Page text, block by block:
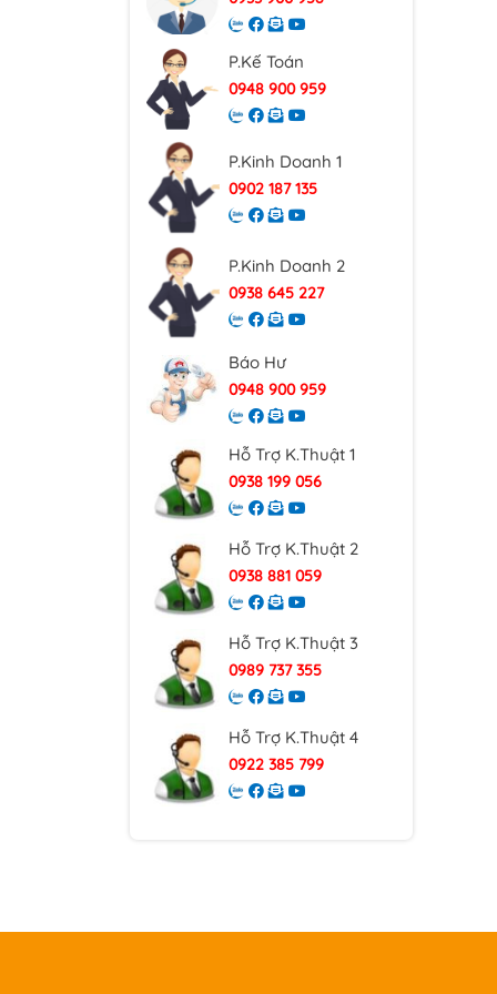
P.Kế Toán
0948 900 959
P.Kinh Doanh 1
0902 187 135
P.Kinh Doanh 2
0938 645 227
Báo Hư
0948 900 959
Hỗ Trợ K.Thuật 1
0938 199 056
Hỗ Trợ K.Thuật 2
0938 881 059
Hỗ Trợ K.Thuật 3
0989 737 355
Hỗ Trợ K.Thuật 4
0922 385 799